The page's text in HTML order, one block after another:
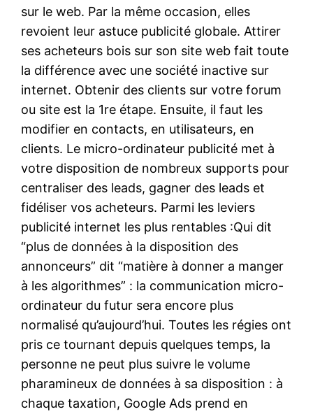
sur le web. Par la même occasion, elles
revoient leur astuce publicité globale. Attirer
ses acheteurs bois sur son site web fait toute
la différence avec une société inactive sur
internet. Obtenir des clients sur votre forum
ou site est la 1re étape. Ensuite, il faut les
modifier en contacts, en utilisateurs, en
clients. Le micro-ordinateur publicité met à
votre disposition de nombreux supports pour
centraliser des leads, gagner des leads et
fidéliser vos acheteurs. Parmi les leviers
publicité internet les plus rentables :Qui dit
“plus de données à la disposition des
annonceurs” dit “matière à donner a manger
à les algorithmes” : la communication micro-
ordinateur du futur sera encore plus
normalisé qu’aujourd’hui. Toutes les régies ont
pris ce tournant depuis quelques temps, la
personne ne peut plus suivre le volume
pharamineux de données à sa disposition : à
chaque taxation, Google Ads prend en